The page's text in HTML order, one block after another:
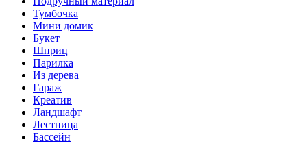
Тумбочка
Мини домик
Букет
Шприц
Парилка
Из дерева
Гараж
Креатив
Ландшафт
Лестница
Бассейн